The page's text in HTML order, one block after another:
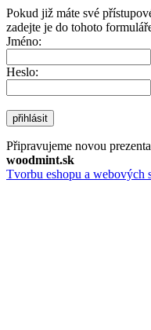
Pokud již máte své
zadejte je do tohoto
Jméno:
Heslo:
přihlásit
Připravujeme novou
woodmint.sk
Tvorbu eshopu a